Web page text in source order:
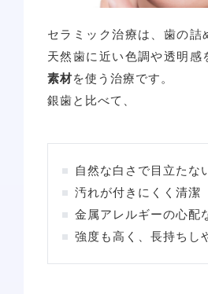
セラミック治療は、歯の詰
天然歯に近い色調や透明感
素材を使う治療です。
銀歯と比べて、
自然な白さで目立たな
汚れが付きにくく清潔
金属アレルギーの心配
強度も高く、長持ちし